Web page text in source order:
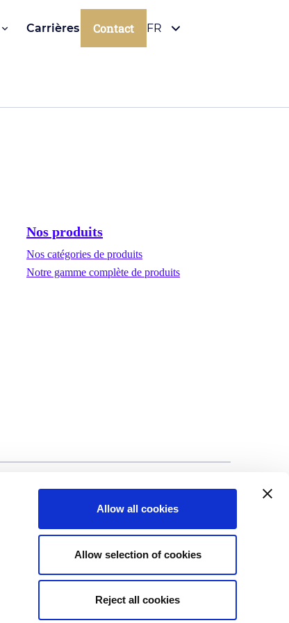
Allow all cookies
Allow selection of cookies
Reject all cookies
Carrières Contact FR
Nos produits
Nos catégories de produits
Notre gamme complète de produits
©Biscuit International 2023